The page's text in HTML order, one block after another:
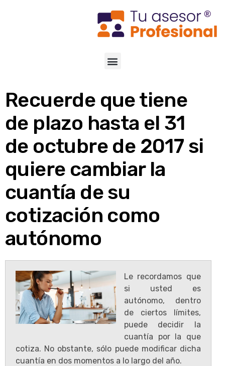
Recuerde que tiene
de plazo hasta el 31
de octubre de 2017 si
quiere cambiar la
cuantía de su
cotización como
autónomo
Le recordamos que
si usted es
autónomo, dentro
de ciertos límites,
puede decidir la
cuantía por la que
cotiza. No obstante, sólo puede modificar dicha
cuantía en dos momentos a lo largo del año.